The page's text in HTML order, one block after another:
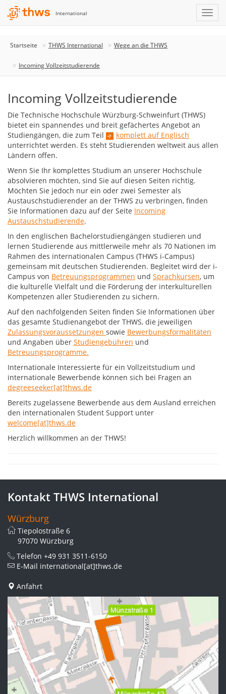
International
Startseite THWS International Wege an die THWS
Incoming Vollzeitstudierende
Incoming Vollzeitstudierende
Die Technische Hochschule Würzburg-Schweinfurt (THWS)
bietet ein spannendes und breit gefächertes Angebot an
Studiengängen, die zum Teil
komplett auf Englisch
unterrichtet werden. Es steht Studierenden weltweit aus allen
Ländern offen.
Wenn Sie Ihr komplettes Studium an unserer Hochschule
absolvieren möchten, sind Sie auf diesen Seiten richtig.
Möchten Sie jedoch nur ein oder zwei Semester als
Austauschstudierender an der THWS zu verbringen, finden
Sie Informationen dazu auf der Seite Incoming
Austauschstudierende.
In den englischen Bachelorstudiengängen studieren und
lernen Studierende aus mittlerweile mehr als 70 Nationen im
Rahmen des internationalen Campus (THWS i-Campus)
gemeinsam mit deutschen Studierenden. Begleitet wird der i-
Campus von Betreuungsprogrammen und Sprachkursen, um
die kulturelle Vielfalt und die Förderung der interkulturellen
Kompetenzen aller Studierenden zu sichern.
Auf den nachfolgenden Seiten finden Sie Informationen über
das gesamte Studienangebot der THWS, die jeweiligen
Zulassungsvoraussetzungen sowie Bewerbungsformalitäten
und Angaben über Studiengebühren und
Betreuungsprogramme.
Internationale Interessierte für ein Vollzeitstudium und
internationale Bewerbende können sich bei Fragen an
degreeseeker[at]thws.de
Bereits zugelassene Bewerbende aus dem Ausland erreichen
den internationalen Student Support unter
welcome[at]thws.de
Herzlich willkommen an der THWS!
Kontakt THWS International
Würzburg
Tiepolostraße 6
97070 Würzburg
Telefon +49 931 3511-6150
E-Mail international[at]thws.de
Anfahrt